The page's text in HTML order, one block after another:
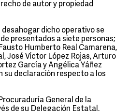
de autor y propiedad
desahogar dicho operativo se
presentados a siete personas;
Humberto Real Camarena,
José Víctor López Rojas, Arturo
García y Angélica Yáñez
su declaración respecto a los
General de la
de su Delegación Estatal,